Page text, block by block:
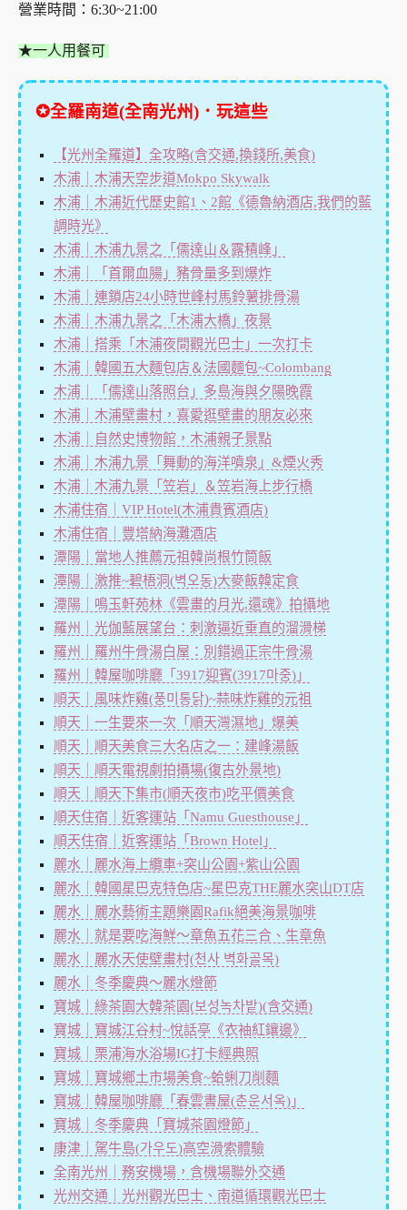
營業時間：6:30~21:00
★一人用餐可
✪全羅南道(全南光州)．玩這些
【光州全羅道】全攻略(含交通,換錢所,美食)
木浦｜木浦天空步道Mokpo Skywalk
木浦｜木浦近代歷史館1、2館《德魯納酒店,我們的藍
調時光》
木浦｜木浦九景之「儒達山＆露積峰」
木浦｜「首爾血腸」豬骨量多到爆炸
木浦｜連鎖店24小時世峰村馬鈴薯排骨湯
木浦｜木浦九景之「木浦大橋」夜景
木浦｜搭乘「木浦夜間觀光巴士」一次打卡
木浦｜韓國五大麵包店＆法國麵包~Colombang
木浦｜「儒達山落照台」多島海與夕陽晚霞
木浦｜木浦壁畫村，喜愛逛壁畫的朋友必來
木浦｜自然史博物館，木浦親子景點
木浦｜木浦九景「舞動的海洋噴泉」&煙火秀
木浦｜木浦九景「笠岩」＆笠岩海上步行橋
木浦住宿｜VIP Hotel(木浦貴賓酒店)
木浦住宿｜豐塔納海灘酒店
潭陽｜當地人推薦元祖韓尚根竹筒飯
潭陽｜激推~碧梧洞(벽오동)大麥飯韓定食
潭陽｜鳴玉軒苑林《雲畫的月光,還魂》拍攝地
羅州｜光伽藍展望台：刺激逼近垂直的溜滑梯
羅州｜羅州牛骨湯白屋：別錯過正宗牛骨湯
羅州｜韓屋咖啡廳「3917迎賓(3917마중)」
順天｜風味炸雞(풍미통닭)~蒜味炸雞的元祖
順天｜一生要來一次「順天灣濕地」爆美
順天｜順天美食三大名店之一：建峰湯飯
順天｜順天電視劇拍攝場(復古外景地)
順天｜順天下集市(順天夜市)吃平價美食
順天住宿｜近客運站「Namu Guesthouse」
順天住宿｜近客運站「Brown Hotel」
麗水｜麗水海上纜車+突山公園+紫山公園
麗水｜韓國星巴克特色店~星巴克THE麗水突山DT店
麗水｜麗水藝術主題樂園Rafik絕美海景咖啡
麗水｜就是要吃海鮮～章魚五花三合、生章魚
麗水｜麗水天使壁畫村(천사 벽화골목)
麗水｜冬季慶典～麗水燈節
寶城｜綠茶園大韓茶園(보성녹차밭)(含交通)
寶城｜寶城江谷村~悅話亭《衣袖紅鑲邊》
寶城｜栗浦海水浴場IG打卡經典照
寶城｜寶城鄉土市場美食~蛤蜊刀削麵
寶城｜韓屋咖啡廳「春雲書屋(춘운서옥)」
寶城｜冬季慶典「寶城茶園燈節」
康津｜駕牛島(가우도)高空滑索體驗
全南光州｜務安機場，含機場聯外交通
光州交通｜光州觀光巴士、南道循環觀光巴士